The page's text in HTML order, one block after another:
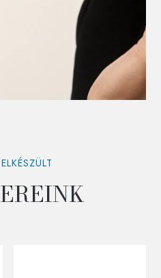
ELKÉSZÜLT